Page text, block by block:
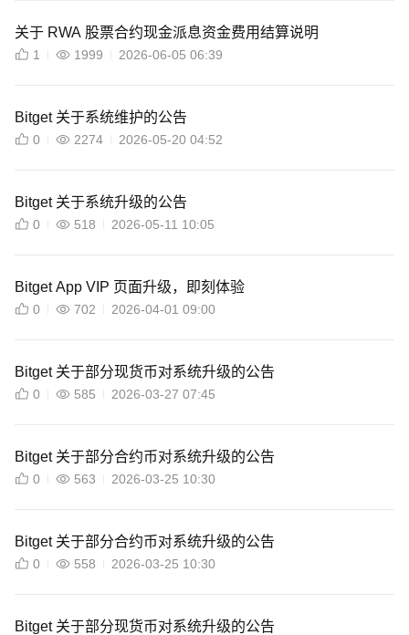
关于 RWA 股票合约现金派息资金费用结算说明
1 1999 2026-06-05 06:39
Bitget 关于系统维护的公告
0 2274 2026-05-20 04:52
Bitget 关于系统升级的公告
0 518 2026-05-11 10:05
Bitget App VIP 页面升级，即刻体验
0 702 2026-04-01 09:00
Bitget 关于部分现货币对系统升级的公告
0 585 2026-03-27 07:45
Bitget 关于部分合约币对系统升级的公告
0 563 2026-03-25 10:30
Bitget 关于部分合约币对系统升级的公告
0 558 2026-03-25 10:30
Bitget 关于部分现货币对系统升级的公告